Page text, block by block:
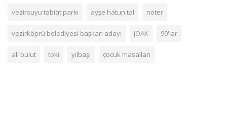
vezirsuyu tabiat parkı ayşe hatun tal noter
vezirköprü belediyesi başkan adayı JÖAK 90'lar
ali bulut toki yılbaşı çocuk masalları